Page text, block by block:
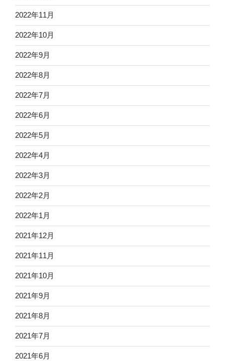
2022年11月
2022年10月
2022年9月
2022年8月
2022年7月
2022年6月
2022年5月
2022年4月
2022年3月
2022年2月
2022年1月
2021年12月
2021年11月
2021年10月
2021年9月
2021年8月
2021年7月
2021年6月